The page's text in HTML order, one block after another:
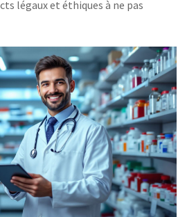
légaux et éthiques à ne pas